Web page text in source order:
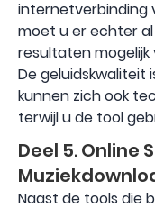
internetverbinding
moet u er echter
resultaten
De geluidskwaliteit
kunnen zich ook
terwijl u de tool
Deel 5. Online
Naast de tools die